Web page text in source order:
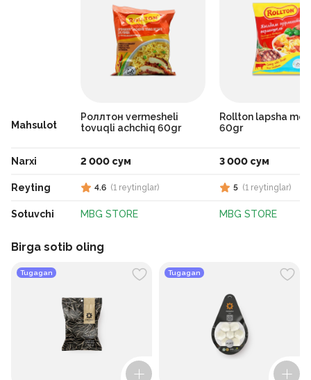
Mahsulot
Narxi
Reyting
Sotuvchi
Роллтон vermesheli
tovuqli achchiq 60gr
2 000 сум
4.6 (1 reytinglar)
MBG STORE
Rollton lapsha mol
60gr
3 000 сум
5 (1 reytinglar)
MBG STORE
Birga sotib oling
Tugagan Tugagan